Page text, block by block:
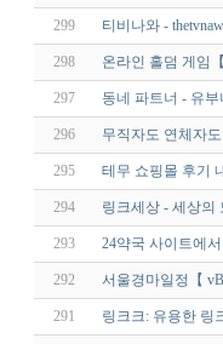
299 티비나와 -
298 온라인 홀덤 게임
297 동네 파트너 - 유
296 무직자도 연체자
295 테무 쇼핑몰 후기
294 링크세상 - 세상의
293 24약국 사이트에
292 서울경마일정【
291 링크크: 유용한 링